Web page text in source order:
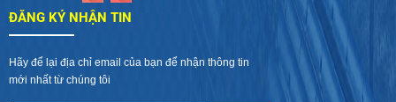
ĐĂNG KÝ NHẬN TIN
Hãy để lại địa chỉ email của bạn để nhận thông tin
mới nhất từ chúng tôi